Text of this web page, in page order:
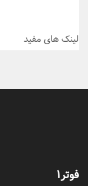
لینک های مفید
فوتر1